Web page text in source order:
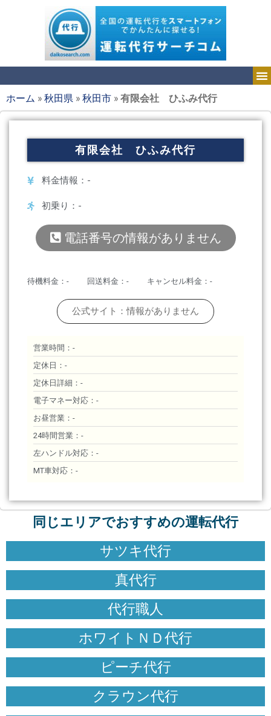
ホーム »秋田県 »秋田市 »有限会社 ひふみ代行
有限会社 ひふみ代行
料金情報：-
初乗り：-
電話番号の情報がありません
待機料金：- 回送料金：- キャンセル料金：-
公式サイト：情報がありません
営業時間：-
定休日：-
定休日詳細：-
電子マネー対応：-
お昼営業：-
24時間営業：-
左ハンドル対応：-
MT車対応：-
同じエリアでおすすめの運転代行
サツキ代行
真代行
代行職人
ホワイトＮＤ代行
ピーチ代行
クラウン代行